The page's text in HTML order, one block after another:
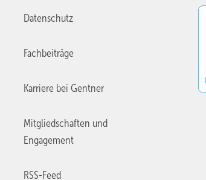
Datenschutz
Fachbeiträge
Karriere bei Gentner
Mitgliedschaften und
Engagement
RSS-Feed